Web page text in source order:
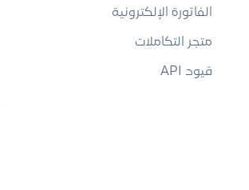
الفاتورة الإلكترونية
متجر التكاملات
قيود API